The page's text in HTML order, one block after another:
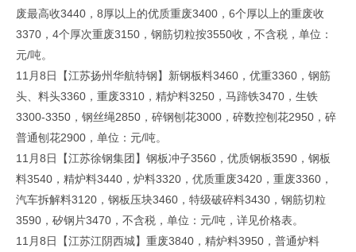
废最高收3440，8厚以上的优质重废3400，6个厚以上的重废收
3370，4个厚次重废3150，钢筋切粒按3550收，不含税，单位：
元/吨。
11月8日【江苏扬州华航特钢】新钢板料3460，优重3360，钢筋
头、料头3360，重废3310，精炉料3250，马蹄铁3470，生铁
3300-3350，钢丝绳2850，碎钢刨花3000，碎数控刨花2950，碎
普通刨花2900，单位：元/吨。
11月8日【江苏徐钢集团】钢板冲子3560，优质钢板3590，钢板
料3540，精炉料3440，炉料3320，优质重废3420，重废3360，
汽车拆解料3120，钢板压块3460，特级破碎料3430，钢筋切粒
3590，矽钢片3470，不含税，单位：元/吨，详见价格表。
11月8日【江苏江阴西城】重废3840，精炉料3950，普通炉料